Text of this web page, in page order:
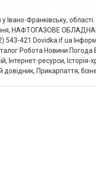
Івано-Франківську,
НАФТОГАЗОВЕ
543-421 Dovidka.if.ua
Робота Новини Погода
Інтернет-ресурси,
Прикарпаття,